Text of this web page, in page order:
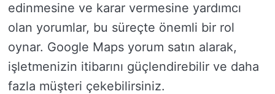
edinmesine ve karar vermesine yardımcı
olan yorumlar, bu süreçte önemli bir rol
oynar. Google Maps yorum satın alarak,
işletmenizin itibarını güçlendirebilir ve daha
fazla müşteri çekebilirsiniz.